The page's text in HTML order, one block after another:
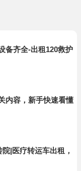
备齐全-出租120救护
内容，新手快速看懂
|医疗转运车出租，